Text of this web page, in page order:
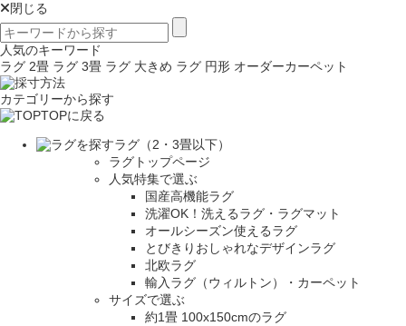
閉じる
人気のキーワード
ラグ 2畳 ラグ 3畳 ラグ 大きめ ラグ 円形 オーダーカーペット
カテゴリーから探す
TOPに戻る
ラグ（2・3畳以下）
ラグトップページ
人気特集で選ぶ
国産高機能ラグ
洗濯OK！洗えるラグ・ラグマット
オールシーズン使えるラグ
とびきりおしゃれなデザインラグ
北欧ラグ
輸入ラグ（ウィルトン）・カーペット
サイズで選ぶ
約1畳 100x150cmのラグ